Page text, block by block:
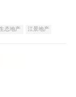
态地产
江景地产